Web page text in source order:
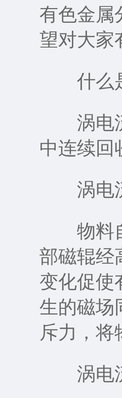
有色金属
望对大家
什么是
涡电流
中连续回
涡电流
物料自
部磁辊经
变化促使
生的磁场
斥力，将
涡电流